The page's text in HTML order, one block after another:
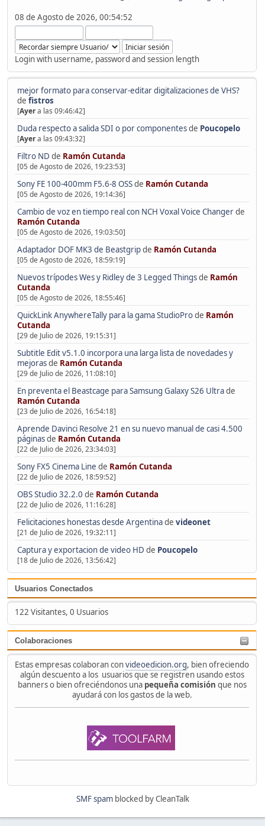
08 de Agosto de 2026, 00:54:52
Login with username, password and session length
mejor formato para conservar-editar digitalizaciones de VHS?
de fistros
[Ayera las 09:46:42]
Duda respecto a salida SDI o por componentesde Poucopelo
[Ayera las 09:43:32]
Filtro ND de Ramón Cutanda
[05 de Agosto de 2026, 19:23:53]
Sony FE 100-400mm F5.6-8 OSSde Ramón Cutanda
[05 de Agosto de 2026, 19:14:36]
Cambio de voz en tiempo real con NCH Voxal Voice Changerde
Ramón Cutanda
[05 de Agosto de 2026, 19:03:50]
Adaptador DOF MK3 de Beastgripde Ramón Cutanda
[05 de Agosto de 2026, 18:59:19]
Nuevos trípodes Wes y Ridley de 3 Legged Thingsde Ramón
Cutanda
[05 de Agosto de 2026, 18:55:46]
QuickLink AnywhereTally para la gama StudioProde Ramón
Cutanda
[29 de Julio de 2026, 19:15:31]
Subtitle Edit v5.1.0 incorpora una larga lista de novedades y
mejorasde Ramón Cutanda
[29 de Julio de 2026, 11:08:10]
En preventa el Beastcage para Samsung Galaxy S26 Ultrade
Ramón Cutanda
[23 de Julio de 2026, 16:54:18]
Aprende Davinci Resolve 21 en su nuevo manual de casi 4.500
páginasde Ramón Cutanda
[22 de Julio de 2026, 23:34:03]
Sony FX5 Cinema Line de Ramón Cutanda
[22 de Julio de 2026, 18:59:52]
OBS Studio 32.2.0 de Ramón Cutanda
[22 de Julio de 2026, 11:16:28]
Felicitaciones honestas desde Argentinade videonet
[21 de Julio de 2026, 19:32:11]
Captura y exportacion de video HD de Poucopelo
[18 de Julio de 2026, 13:56:42]
Usuarios Conectados
122 Visitantes, 0 Usuarios
Colaboraciones
Estas empresas colaboran convideoedicion.org, bien ofreciendo
algún descuento a los usuarios que se registren usando estos
banners o bien ofreciéndonos una pequeña comisión que nos
ayudará con los gastos de la web.
SMF spamblocked by CleanTalk